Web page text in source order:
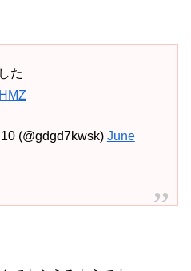
た
(@gdgd7kwsk) June